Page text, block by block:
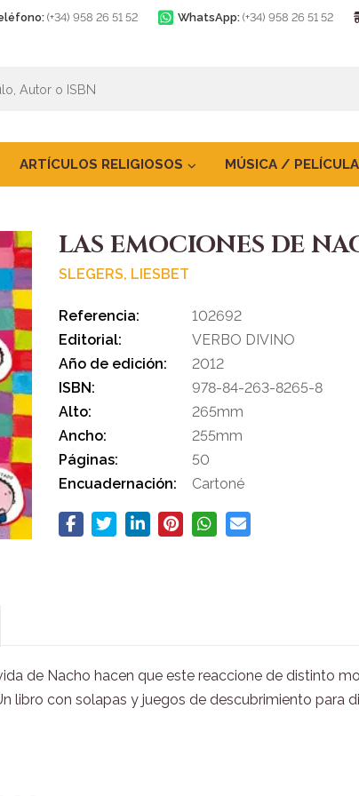
(+34) 958 26 51 52 WhatsApp: (+34) 958 26 51 52
ARTÍCULOS RELIGIOSOS MÚSICA /
LAS EMOCIONES DE
SLEGERS, LIESBET
Referencia:
102692
Editorial:
VERBO DIVINO
Año de edición:
2012
ISBN:
978-84-263-8265-8
Alto:
265mm
Ancho:
255mm
Páginas:
50
Encuadernación:
Cartoné
de Nacho hacen que este reaccione de distinto
libro con solapas y juegos de descubrimiento para